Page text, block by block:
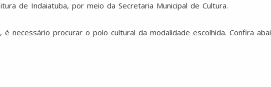
de Indaiatuba, por meio da Secretaria Municipal de Cultura.
necessário procurar o polo cultural da modalidade escolhida. Confira